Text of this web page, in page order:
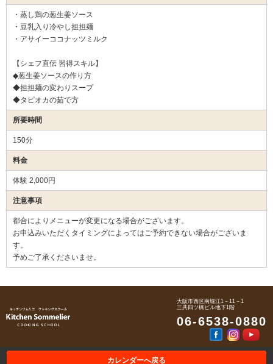
・蒸し鶏の葱生姜ソース
・豆乳入り冷やし担担麺
・アサイーココナッツミルク
【シェフ直伝 習得スキル】
◆葱生姜ソースの作り方
◆担担麺の変わりスープ
◆タピオカの茹で方
所要時間
150分
料金
体験 2,000円
注意事項
都合によりメニューが変更になる場合がございます。
お申込みいただくタイミングによってはご予約できない場合がございま
す。
予めご了承くださいませ。
カレンダーへ戻る
大阪市西区南堀江1－11－1
三共四ツ橋ビル地下1階
06-6538-0880